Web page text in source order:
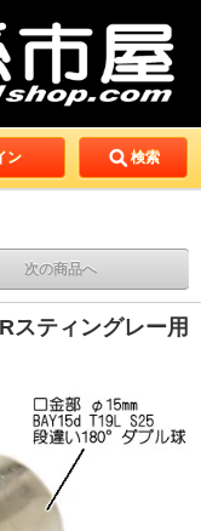
ン 検索
次の商品へ
スティングレー用